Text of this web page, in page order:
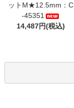
ットM★12.5mm：C
-45351
14,487円(税込)